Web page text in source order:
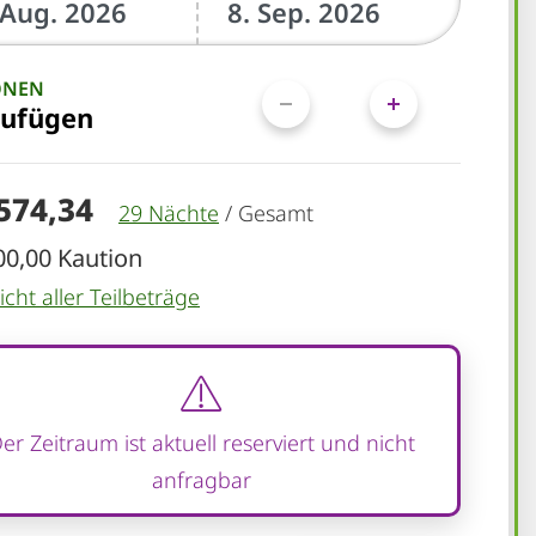
29 Nächte / Gesamt
Kaution
aller Teilbeträge
Zeitraum ist aktuell reserviert und nicht
anfragbar